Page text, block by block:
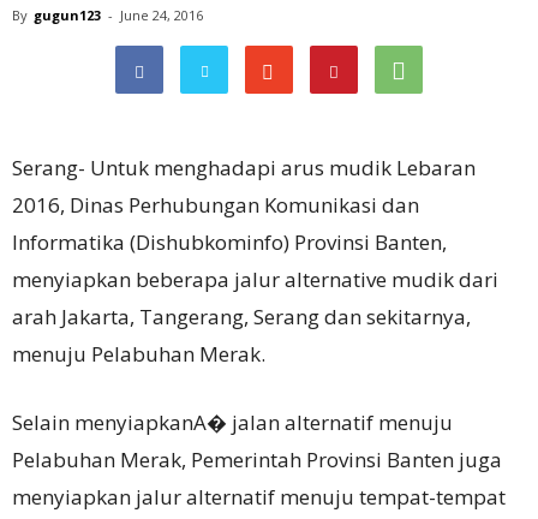
By gugun123 - June 24, 2016
Serang- Untuk menghadapi arus mudik Lebaran
2016, Dinas Perhubungan Komunikasi dan
Informatika (Dishubkominfo) Provinsi Banten,
menyiapkan beberapa jalur alternative mudik dari
arah Jakarta, Tangerang, Serang dan sekitarnya,
menuju Pelabuhan Merak.
Selain menyiapkanA� jalan alternatif menuju
Pelabuhan Merak, Pemerintah Provinsi Banten juga
menyiapkan jalur alternatif menuju tempat-tempat